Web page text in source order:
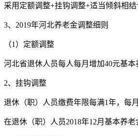
采用定额调整+挂钩调整+适当倾斜相结
3、2019年河北养老金调整细则
（1）定额调整
河北省退休人员每人每月增加40元基
2、挂钩调整
退休（职）人员缴费年限每满1年，每
在退休（职）人员2018年12月基本养